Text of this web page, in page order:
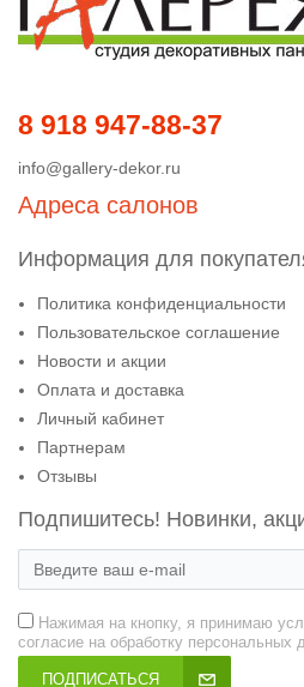
8 918 947-88-37
info@gallery-dekor.ru
Адреса салонов
Информация для
Политика конфиденциальности
Пользовательское соглашение
Новости и акции
Оплата и доставка
Личный кабинет
Партнерам
Отзывы
Подпишитесь! Новинки,
Нажимая на кнопку, я принимаю
согласие на обработку персональных
ПОДПИСАТЬСЯ